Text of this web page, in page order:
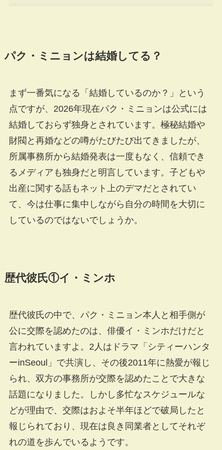
パク・ミニョンは結婚してる？
まず一番気になる「結婚しているのか？」という
点ですが、2026年現在パク・ミニョンは公式には
結婚しておらず独身とされています。極秘結婚や
財閥と再婚などの噂がたびたび出てきましたが、
所属事務所から結婚発表は一度もなく、信頼でき
るメディアも独身だと明言しています。子どもや
出産に関する話もネット上のデマだとされてい
て、今は仕事に集中しながら自分の時間を大切に
しているのではないでしょうか。
歴代彼氏①イ・ミンホ
歴代彼氏の中で、パク・ミニョン本人と相手側が
公に交際を認めたのは、俳優イ・ミンホだけだと
言われていますよ。2人はドラマ「シティーハンタ
ーinSeoul」で共演し、その後2011年に熱愛が報じ
られ、双方の事務所が交際を認めたことで大きな
話題になりました。しかし多忙なスケジュールな
どが理由で、交際はおよそ半年ほどで破局したと
報じられており、現在は良き同業者としてそれぞ
れの道を歩んでいるようです。